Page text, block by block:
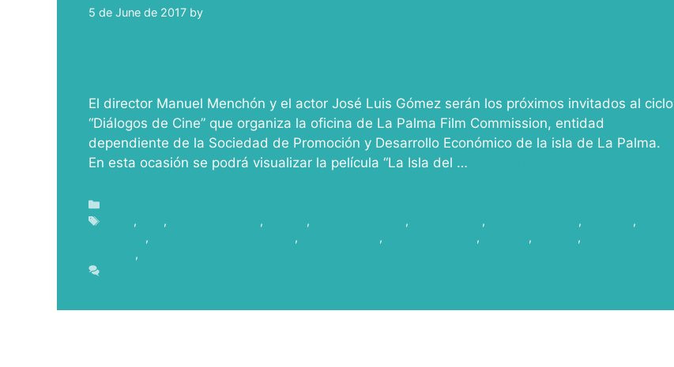
5 de June de 2017 by
El director Manuel Menchón y el actor José Luis Gómez serán los próximos invitados al ciclo
“Diálogos de Cine” que organiza la oficina de La Palma Film Commission, entidad
dependiente de la Sociedad de Promoción y Desarrollo Económico de la isla de La Palma.
En esta ocasión se podrá visualizar la película “La Isla del …
, , , , , , , ,
, , , , , ,
,